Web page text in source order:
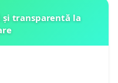
și transparentă la